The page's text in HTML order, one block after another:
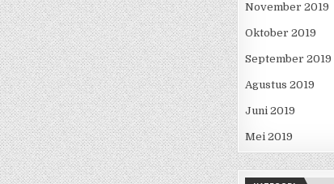
November 2019
Oktober 2019
September 2019
Agustus 2019
Juni 2019
Mei 2019